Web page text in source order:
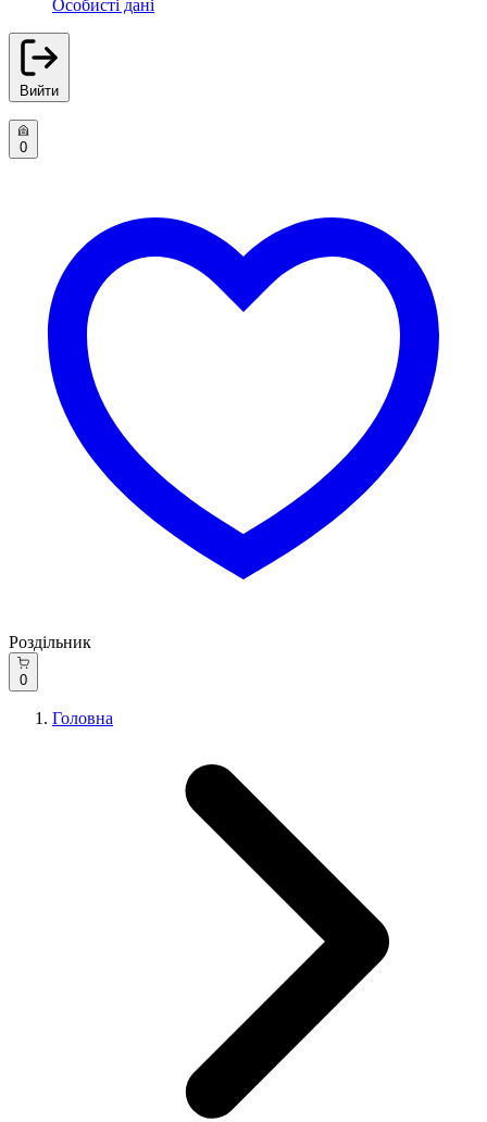
Особисті дані
Вийти
0
Роздільник
0
Головна